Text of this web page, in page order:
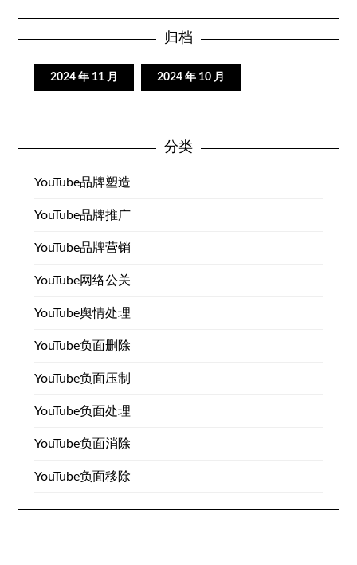
归档
2024 年 11 月 2024 年 10 月
分类
YouTube品牌塑造
YouTube品牌推广
YouTube品牌营销
YouTube网络公关
YouTube舆情处理
YouTube负面删除
YouTube负面压制
YouTube负面处理
YouTube负面消除
YouTube负面移除